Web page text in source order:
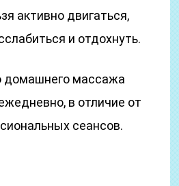
активно двигаться,
и отдохнуть.
домашнего массажа
в отличие от
сеансов.